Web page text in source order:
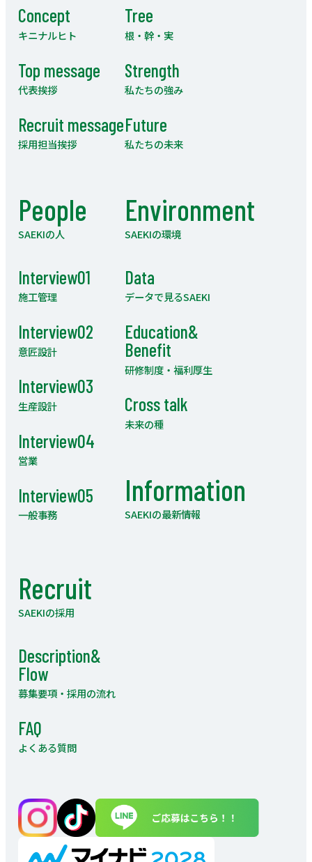
Concept
キニナルヒト
Top message
代表挨拶
Recruit message
採用担当挨拶
Tree
根・幹・実
Strength
私たちの強み
Future
私たちの未来
People
SAEKIの人
Interview01
施工管理
Interview02
意匠設計
Interview03
生産設計
Interview04
営業
Interview05
一般事務
Environment
SAEKIの環境
Data
データで見るSAEKI
Education&
Benefit
研修制度・福利厚生
Cross talk
未来の種
Information
SAEKIの最新情報
Recruit
SAEKIの採用
Description&
Flow
募集要項・採用の流れ
FAQ
よくある質問